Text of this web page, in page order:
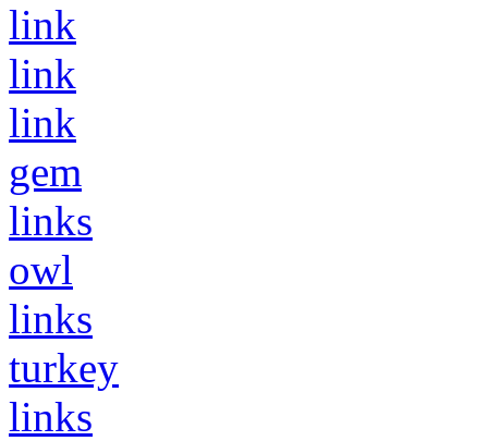
link
link
link
gem
links
owl
links
turkey
links